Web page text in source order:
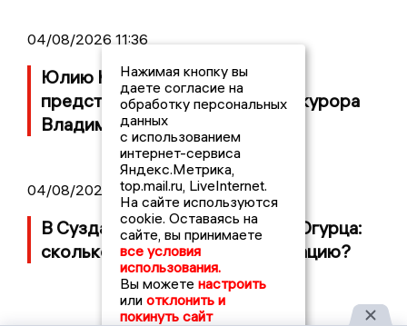
04/08/2026 11:36
Юлию Калистову официально
представили в должности прокурора
Владимирской области
04/08/2026 09:01
В Суздале прошёл Фестиваль Огурца:
сколько потратили на организацию?
Нажимая кнопку вы
даете согласие на
обработку персональных
данных
с использованием
интернет-сервиса
Яндекс.Метрика,
top.mail.ru, LiveInternet.
На сайте используются
cookie. Оставаясь на
сайте, вы принимаете
все условия
использования.
Вы можете настроить
или отклонить и
покинуть сайт